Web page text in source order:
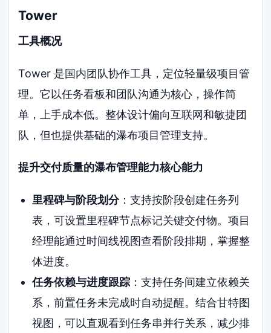
Tower
工具概况
Tower 是国内团队协作工具，定位轻量级项目管
理。它以任务看板和团队沟通为核心，操作简
单，上手成本低。整体设计偏向互联网和敏捷团
队，但也提供基础的瀑布项目管理支持。
提升交付质量的瀑布管理能力核心能力
里程碑与阶段划分：支持按阶段创建任务列
表，可设置里程碑节点标记关键交付物。项目
经理能通过时间线视图查看阶段排期，掌握整
体进度。
任务依赖与进度跟踪：支持任务间建立依赖关
系，前置任务未完成时自动提醒。结合甘特图
视图，可以直观看到任务串并行关系，减少排